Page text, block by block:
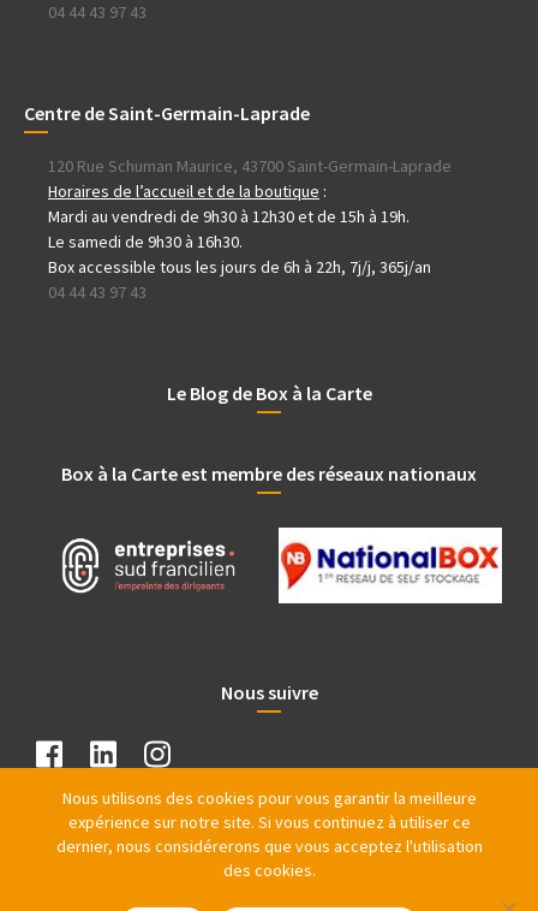
04 44 43 97 43
Centre de Saint-Germain-Laprade
120 Rue Schuman Maurice, 43700 Saint-Germain-Laprade
Horaires de l’accueil et de la boutique :
Mardi au vendredi de 9h30 à 12h30 et de 15h à 19h.
Le samedi de 9h30 à 16h30.
Box accessible tous les jours de 6h à 22h, 7j/j, 365j/an
04 44 43 97 43
Le Blog de Box à la Carte
Box à la Carte est membre des réseaux nationaux
Nous suivre
Nous utilisons des cookies pour vous garantir la meilleure
expérience sur notre site. Si vous continuez à utiliser ce
dernier, nous considérerons que vous acceptez l'utilisation
des cookies.